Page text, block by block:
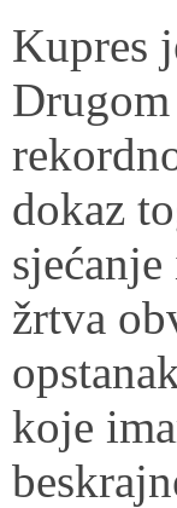
Kupres
dokaz
žrtva
koje